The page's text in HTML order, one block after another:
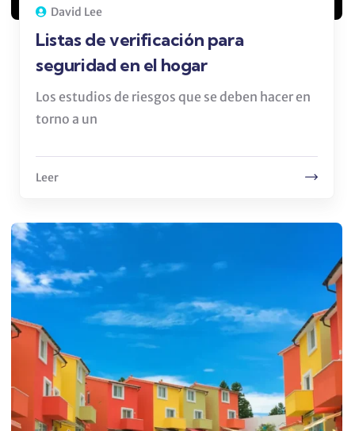
David Lee
Listas de verificación para
seguridad en el hogar
Los estudios de riesgos que se deben hacer en
torno a un
Leer